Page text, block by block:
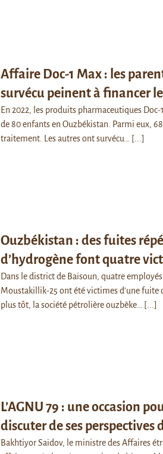
Affaire Doc-1 Max : les
survécu peinent à financer
En 2022, les produits pharmaceutiques
de 80 enfants en Ouzbékistan. Parmi eux,
traitement. Les autres ont survécu…
[...]
Ouzbékistan : des fuites
d’hydrogène font quatre
Dans le district de Baïsoun, quatre
Moustakillik-25 ont été victimes d’une fuite
plus tôt, la société pétrolière ouzbèke…
[...]
L’AGNU 79 : une occasion
discuter de ses perspectives
Bakhtiyor Saïdov, le ministre des Affaires